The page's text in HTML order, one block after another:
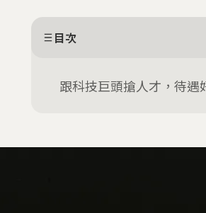
目次
跟科技巨頭搶人才，待遇